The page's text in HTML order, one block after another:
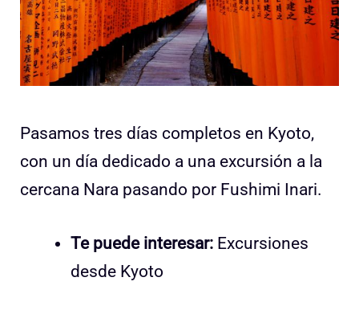
Pasamos tres días completos en Kyoto,
con un día dedicado a una excursión a la
cercana Nara pasando por Fushimi Inari.
Te puede interesar: Excursiones
desde Kyoto